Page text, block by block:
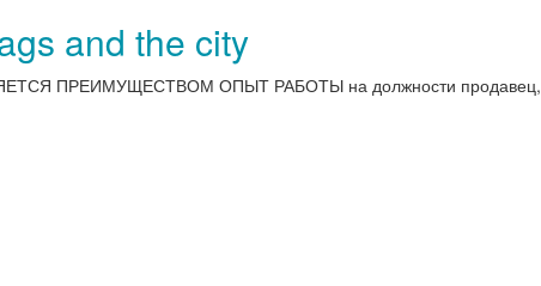
and the city
ПРЕИМУЩЕСТВОМ ОПЫТ РАБОТЫ на должности продавец,